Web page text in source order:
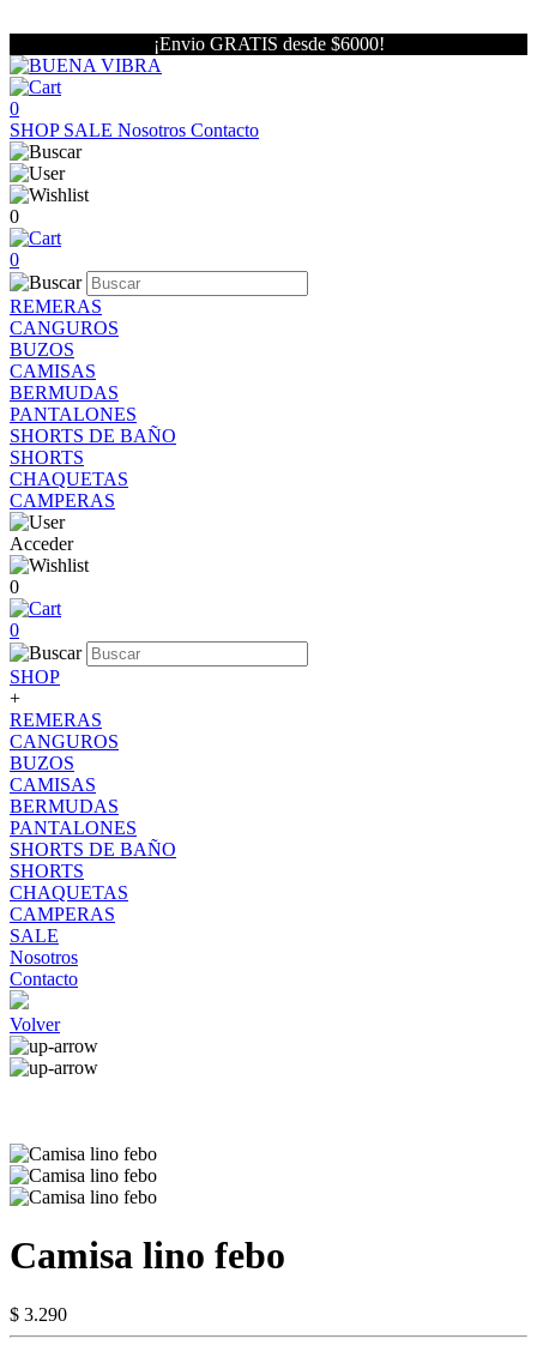
¡Envio GRATIS desde $6000!
0
SHOP SALE Nosotros Contacto
0
0
REMERAS
CANGUROS
BUZOS
CAMISAS
BERMUDAS
PANTALONES
SHORTS DE BAÑO
SHORTS
CHAQUETAS
CAMPERAS
Acceder
0
0
SHOP
+
REMERAS
CANGUROS
BUZOS
CAMISAS
BERMUDAS
PANTALONES
SHORTS DE BAÑO
SHORTS
CHAQUETAS
CAMPERAS
SALE
Nosotros
Contacto
Volver
Camisa lino febo
$ 3.290